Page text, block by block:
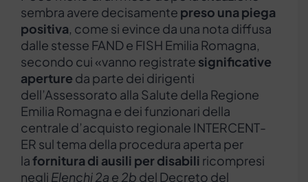
sembra avere decisamente preso una piega
positiva , come si evince da una nota diffusa
dalle stesse FAND e FISH Emilia Romagna,
secondo cui «vanno registrate significative
aperture da parte dei dirigenti
dell’Assessorato alla Salute della Regione
Emilia Romagna e dei funzionari della
centrale d’acquisto regionale INTERCENT-
ER sul tema della procedura aperta per
lafornitura di ausili per disabili ricompresi
negli Elenchi 2a e 2b del Decreto del